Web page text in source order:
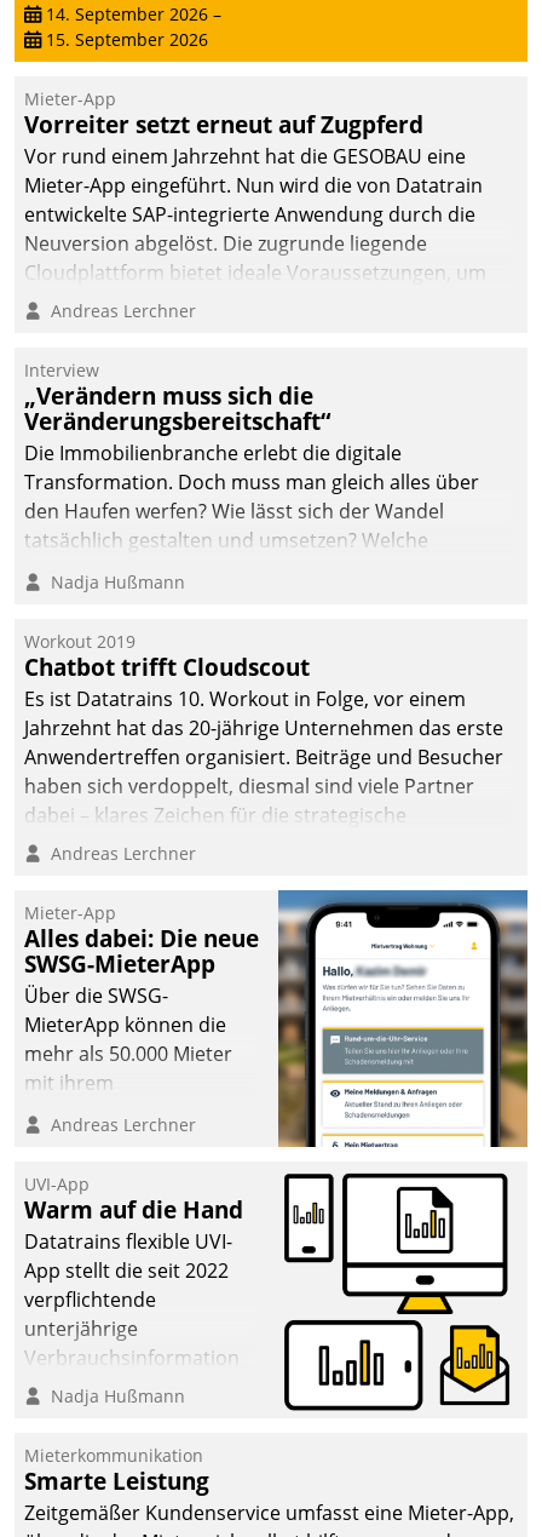
14. September 2026 –
15. September 2026
Mieter-App
Vorreiter setzt erneut auf Zugpferd
Vor rund einem Jahrzehnt hat die GESOBAU eine
Mieter-App eingeführt. Nun wird die von Datatrain
entwickelte SAP-integrierte Anwendung durch die
Neuversion abgelöst. Die zugrunde liegende
Cloudplattform bietet ideale Voraussetzungen, um
die Funktionalität der App zu erweitern und weitere
integrieren.
Andreas Lerchner
Interview
„Verändern muss sich die
Veränderungsbereitschaft“
Die Immobilienbranche erlebt die digitale
Transformation. Doch muss man gleich alles über
den Haufen werfen? Wie lässt sich der Wandel
tatsächlich gestalten und umsetzen? Welche
Argumente zählen wirklich?
Nadja Hußmann
Workout 2019
Chatbot trifft Cloudscout
Es ist Datatrains 10. Workout in Folge, vor einem
Jahrzehnt hat das 20-jährige Unternehmen das erste
Anwendertreffen organisiert. Beiträge und Besucher
haben sich verdoppelt, diesmal sind viele Partner
dabei – klares Zeichen für die strategische
Fokussierung auf den Kunden.
Andreas Lerchner
Mieter-App
Alles dabei: Die neue
SWSG-MieterApp
Über die SWSG-
MieterApp können die
mehr als 50.000 Mieter
mit ihrem
Wohnungsunternehmen
kommunizieren, auf dem
einsehen und ändern
oder
Schadensmeldungen
abgeben – rund um die
Uhr.
Andreas Lerchner
UVI-App
Warm auf die Hand
Datatrains flexible UVI-
App stellt die seit 2022
verpflichtende
unterjährige
Verbrauchsinformation
schnell, zuverlässig und
Die monatlichen
Mitteilungen zum
Heizungs- und
Nadja Hußmann
Mieterkommunikation
Smarte Leistung
Zeitgemäßer Kundenservice umfasst eine Mieter-App,